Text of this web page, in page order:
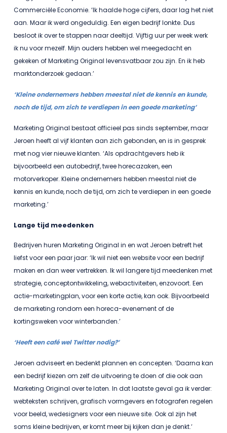
Commerciële Economie. ‘Ik haalde hoge cijfers, daar lag het niet
aan. Maar ik werd ongeduldig. Een eigen bedrijf lonkte. Dus
besloot ik over te stappen naar deeltijd. Vijftig uur per week werk
ik nu voor mezelf. Mijn ouders hebben wel meegedacht en
gekeken of Marketing Original levensvatbaar zou zijn. En ik heb
marktonderzoek gedaan.’
‘Kleine ondernemers hebben meestal niet de kennis en kunde,
noch de tijd, om zich te verdiepen in een goede marketing’
Marketing Original bestaat officieel pas sinds september, maar
Jeroen heeft al vijf klanten aan zich gebonden, en is in gesprek
met nog vier nieuwe klanten. ‘Als opdrachtgevers heb ik
bijvoorbeeld een autobedrijf, twee horecazaken, een
motorverkoper. Kleine ondernemers hebben meestal niet de
kennis en kunde, noch de tijd, om zich te verdiepen in een goede
marketing.’
Lange tijd meedenken
Bedrijven huren Marketing Original in en wat Jeroen betreft het
liefst voor een paar jaar: ‘Ik wil niet een website voor een bedrijf
maken en dan weer vertrekken. Ik wil langere tijd meedenken met
strategie, conceptontwikkeling, webactiviteiten, enzovoort. Een
actie-marketingplan, voor een korte actie, kan ook. Bijvoorbeeld
de marketing rondom een horeca-evenement of de
kortingsweken voor winterbanden.’
‘Heeft een café wel Twitter nodig?’
Jeroen adviseert en bedenkt plannen en concepten. ‘Daarna kan
een bedrijf kiezen om zelf de uitvoering te doen of die ook aan
Marketing Original over te laten. In dat laatste geval ga ik verder:
webteksten schrijven, grafisch vormgevers en fotografen regelen
voor beeld, wedesigners voor een nieuwe site. Ook al zijn het
soms kleine bedrijven, er komt meer bij kijken dan je denkt.’